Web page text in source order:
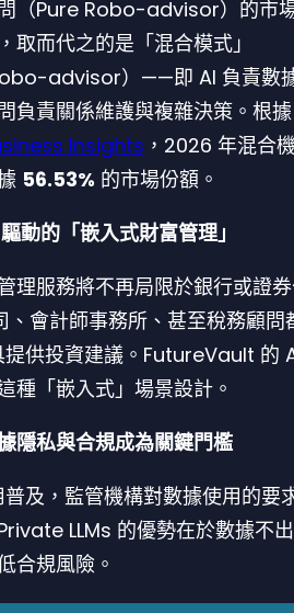
（Pure Robo-advisor）的市
取而代之的是「混合模式」
advisor）——即 AI 負責數
負責關係維護與複雜決策。根據
Insights ，2026 年混合
56.53% 的市場份額。
動的「嵌入式財富管理」
理服務將不再局限於銀行或證
會計師事務所、甚至稅務顧問
提供投資建議。FutureVault 的
種「嵌入式」場景設計。
隱私與合規成為關鍵門檻
普及，監管機構對數據使用的要
LLMs 的優勢在於數據不
合規風險。